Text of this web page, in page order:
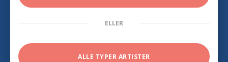
ELLER
ALLE TYPER ARTISTER